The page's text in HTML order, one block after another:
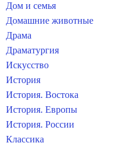
Дом и семья
Домашние животные
Драма
Драматургия
Искусство
История
История. Востока
История. Европы
История. России
Классика